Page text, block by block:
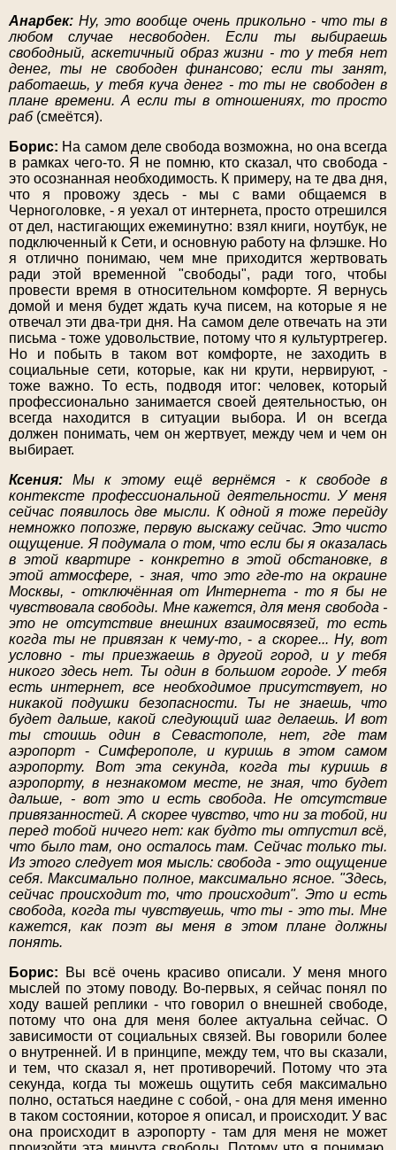
Анарбек: Ну, это вообще очень прикольно - что ты в
любом случае несвободен. Если ты выбираешь
свободный, аскетичный образ жизни - то у тебя нет
денег, ты не свободен финансово; если ты занят,
работаешь, у тебя куча денег - то ты не свободен в
плане времени. А если ты в отношениях, то просто
раб (смеётся).
Борис: На самом деле свобода возможна, но она всегда
в рамках чего-то. Я не помню, кто сказал, что свобода -
это осознанная необходимость. К примеру, на те два дня,
что я провожу здесь - мы с вами общаемся в
Черноголовке, - я уехал от интернета, просто отрешился
от дел, настигающих ежеминутно: взял книги, ноутбук, не
подключенный к Сети, и основную работу на флэшке. Но
я отлично понимаю, чем мне приходится жертвовать
ради этой временной "свободы", ради того, чтобы
провести время в относительном комфорте. Я вернусь
домой и меня будет ждать куча писем, на которые я не
отвечал эти два-три дня. На самом деле отвечать на эти
письма - тоже удовольствие, потому что я культуртрегер.
Но и побыть в таком вот комфорте, не заходить в
социальные сети, которые, как ни крути, нервируют, -
тоже важно. То есть, подводя итог: человек, который
профессионально занимается своей деятельностью, он
всегда находится в ситуации выбора. И он всегда
должен понимать, чем он жертвует, между чем и чем он
выбирает.
Ксения: Мы к этому ещё вернёмся - к свободе в
контексте профессиональной деятельности. У меня
сейчас появилось две мысли. К одной я тоже перейду
немножко попозже, первую выскажу сейчас. Это чисто
ощущение. Я подумала о том, что если бы я оказалась
в этой квартире - конкретно в этой обстановке, в
этой атмосфере, -зная, что это где-то на окраине
Москвы, -отключённая от Интернета - то я бы не
чувствовала свободы. Мне кажется, для меня свобода -
это не отсутствие внешних взаимосвязей, то есть
когда ты не привязан к чему-то,- а скорее... Ну, вот
условно - ты приезжаешь в другой город, и у тебя
никого здесь нет. Ты один в большом городе. У тебя
есть интернет, все необходимое присутствует, но
никакой подушки безопасности. Ты не знаешь, что
будет дальше, какой следующий шаг делаешь. И вот
ты стоишь один в Севастополе, нет, где там
аэропорт -Симферополе, и куришь в этом самом
аэропорту. Вот эта секунда, когда ты куришь в
аэропорту, в незнакомом месте, не зная, что будет
дальше, - вот это и есть свобода.Не отсутствие
привязанностей. А скорее чувство, что ни за тобой, ни
перед тобой ничего нет: как будто ты отпустил всё,
что было там, оно осталось там. Сейчас только ты.
Из этого следует моя мысль: свобода - это ощущение
себя. Максимально полное, максимально ясное. "Здесь,
сейчас происходит то, что происходит". Это и есть
свобода, когда ты чувствуешь, что ты - это ты. Мне
кажется, как поэт вы меня в этом плане должны
понять.
Борис:
Вы всё очень красиво описали. У меня много
мыслей по этому поводу. Во-первых, я сейчас понял по
ходу вашей реплики - что говорил о внешней свободе,
потому что она для меня более актуальна сейчас. О
зависимости от социальных связей. Вы говорили более
о внутренней. И в принципе, между тем, что вы сказали,
и тем, что сказал я, нет противоречий. Потому что эта
секунда, когда ты можешь ощутить себя максимально
полно, остаться наедине с собой, - она для меня именно
в таком состоянии, которое я описал, и происходит. У вас
она происходит в аэропорту - там для меня не может